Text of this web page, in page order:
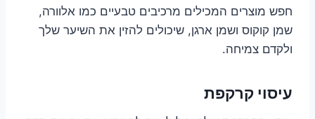
חפש מוצרים המכילים מרכיבים טבעיים כמו אלוורה,
שמן קוקוס ושמן ארגן, שיכולים להזין את השיער שלך
ולקדם צמיחה.
עיסוי קרקפת